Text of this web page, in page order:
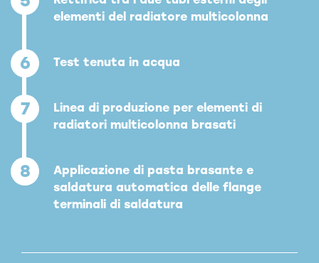
elementi del radiatore multicolonna
6 Test tenuta in acqua
7
Linea di produzione per elementi di
radiatori multicolonna brasati
8
Applicazione di pasta brasante e
saldatura automatica delle flange
terminali di saldatura